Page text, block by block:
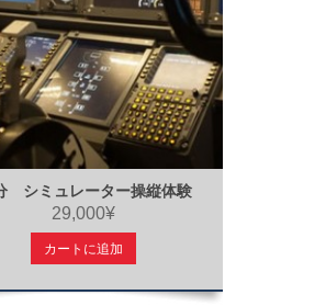
シミュレーター操縦体験
29,000¥
カートに追加